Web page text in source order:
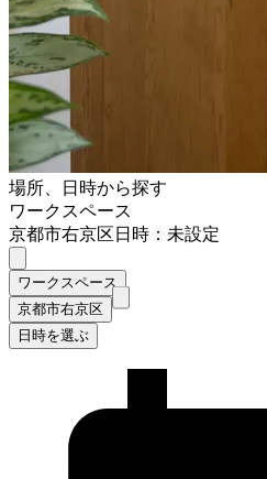
場所、日時から探す
ワークスペース
京都市右京区日時：未設定
ワークスペース
京都市右京区
日時を選ぶ